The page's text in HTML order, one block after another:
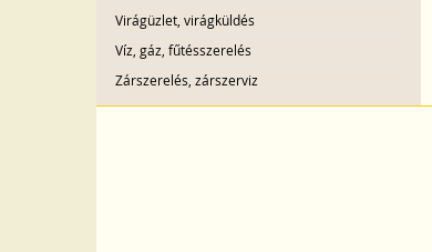
Virágüzlet, virágküldés
Víz, gáz, fűtésszerelés
Zárszerelés, zárszerviz